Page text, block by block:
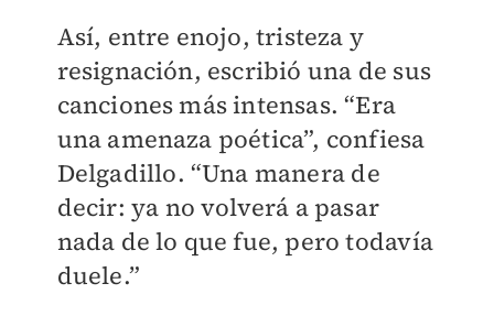
Así, entre enojo, tristeza y
resignación, escribió una de sus
canciones más intensas. “Era
una amenaza poética”, confiesa
Delgadillo. “Una manera de
decir: ya no volverá a pasar
nada de lo que fue, pero todavía
duele.”